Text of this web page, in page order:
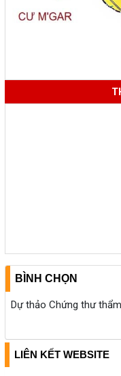
BÌNH CHỌN
Dự thảo Chứng thư
LIÊN KẾT WEBSITE